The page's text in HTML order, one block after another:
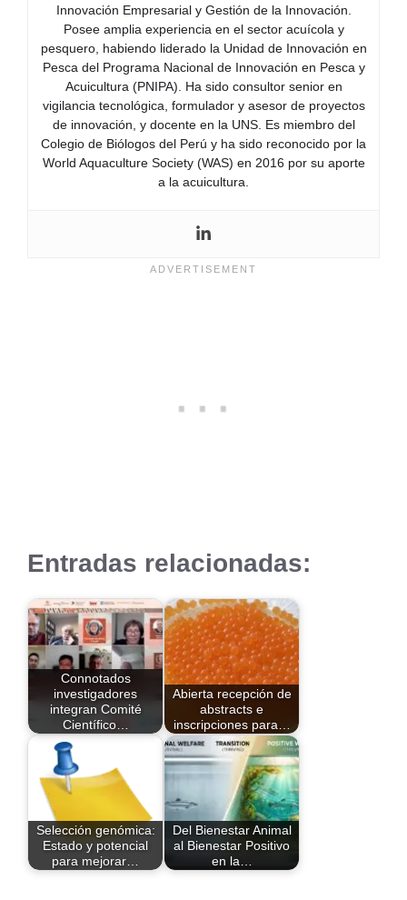
Innovación Empresarial y Gestión de la Innovación.
Posee amplia experiencia en el sector acuícola y
pesquero, habiendo liderado la Unidad de Innovación en
Pesca del Programa Nacional de Innovación en Pesca y
Acuicultura (PNIPA). Ha sido consultor senior en
vigilancia tecnológica, formulador y asesor de proyectos
de innovación, y docente en la UNS. Es miembro del
Colegio de Biólogos del Perú y ha sido reconocido por la
World Aquaculture Society (WAS) en 2016 por su aporte
a la acuicultura.
Entradas relacionadas:
Connotados
investigadores
integran Comité
Científico…
Abierta recepción de
abstracts e
inscripciones para…
Selección genómica:
Estado y potencial
para mejorar…
Del Bienestar Animal
al Bienestar Positivo
en la…